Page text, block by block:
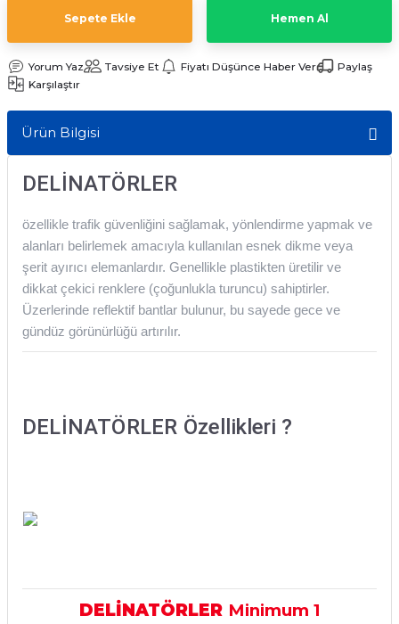
Sepete Ekle Hemen Al
Yorum Yaz Tavsiye Et Fiyatı Düşünce Haber Ver
Paylaş
Karşılaştır
Ürün Bilgisi
DELİNATÖRLER
özellikle trafik güvenliğini sağlamak, yönlendirme yapmak ve
alanları belirlemek amacıyla kullanılan esnek dikme veya
şerit ayırıcı elemanlardır. Genellikle plastikten üretilir ve
dikkat çekici renklere (çoğunlukla turuncu) sahiptirler.
Üzerlerinde reflektif bantlar bulunur, bu sayede gece ve
gündüz görünürlüğü artırılır.
DELİNATÖRLER Özellikleri ?
DELİNATÖRLER Minimum 1